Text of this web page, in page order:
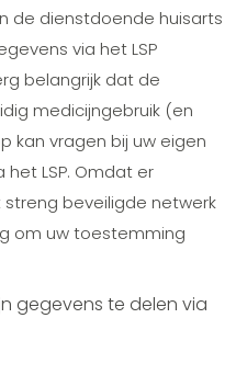
de dienstdoende huisarts
via het LSP
belangrijk dat de
medicijngebruik (en
kan vragen bij uw eigen
LSP. Omdat er
beveiligde netwerk
om uw toestemming
gegevens te delen via